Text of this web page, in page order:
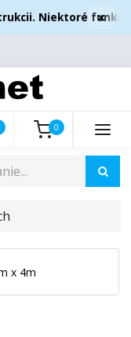
Niektoré ×
0
x 4m